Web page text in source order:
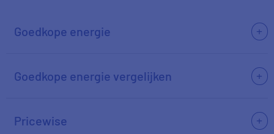
Goedkope energie
Goedkope energie vergelijken
Pricewise